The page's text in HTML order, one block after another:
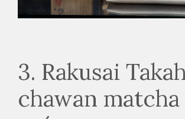
3. Rakusai
chawan matcha